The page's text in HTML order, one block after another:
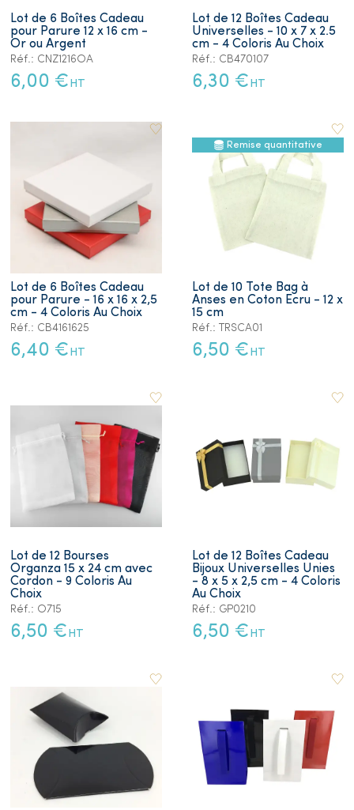
Lot de 6 Boîtes Cadeau
pour Parure 12 x 16 cm -
Or ou Argent
Réf.: CNZ1216OA
6,00 € HT
Lot de 12 Boîtes Cadeau
Universelles - 10 x 7 x 2.5
cm - 4 Coloris Au Choix
Réf.: CB470107
6,30 € HT
Lot de 6 Boîtes Cadeau
pour Parure - 16 x 16 x 2,5
cm - 4 Coloris Au Choix
Réf.: CB4161625
6,40 € HT
Remise quantitative
Lot de 10 Tote Bag à
Anses en Coton Ecru - 12 x
15 cm
Réf.: TRSCA01
6,50 € HT
Lot de 12 Bourses
Organza 15 x 24 cm avec
Cordon - 9 Coloris Au
Choix
Réf.: O715
6,50 € HT
Lot de 12 Boîtes Cadeau
Bijoux Universelles Unies
- 8 x 5 x 2,5 cm - 4 Coloris
Au Choix
Réf.: GP0210
6,50 € HT